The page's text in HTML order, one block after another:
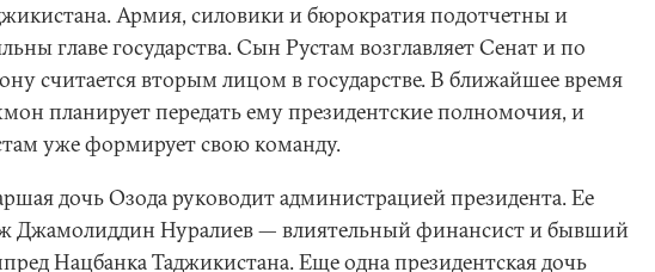
Армия, силовики и бюрократия подотчетны и
главе государства. Сын Рустам возглавляет Сенат и по
считается вторым лицом в государстве. В ближайшее время
планирует передать ему президентские полномочия, и
уже формирует свою команду.
дочь Озода руководит администрацией президента. Ее
Джамолиддин Нуралиев — влиятельный финансист и бывший
Нацбанка Таджикистана. Еще одна президентская дочь